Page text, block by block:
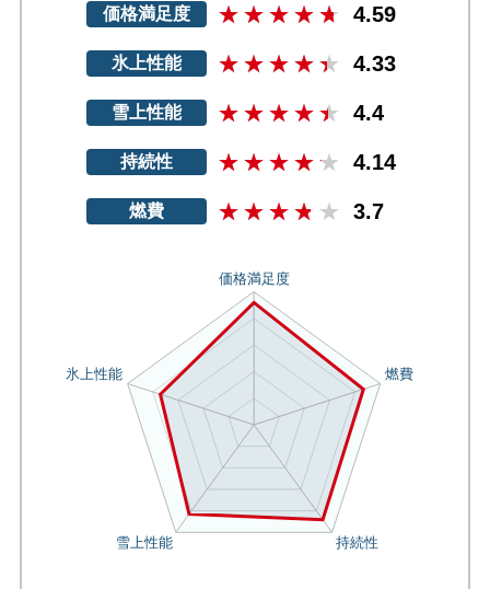
価格満足度 4.59
氷上性能 4.33
雪上性能 4.4
持続性 4.14
燃費 3.7